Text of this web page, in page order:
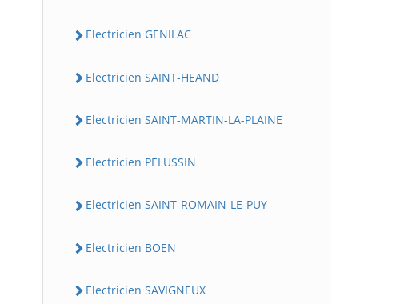
Electricien GENILAC
Electricien SAINT-HEAND
Electricien SAINT-MARTIN-LA-PLAINE
Electricien PELUSSIN
Electricien SAINT-ROMAIN-LE-PUY
Electricien BOEN
Electricien SAVIGNEUX